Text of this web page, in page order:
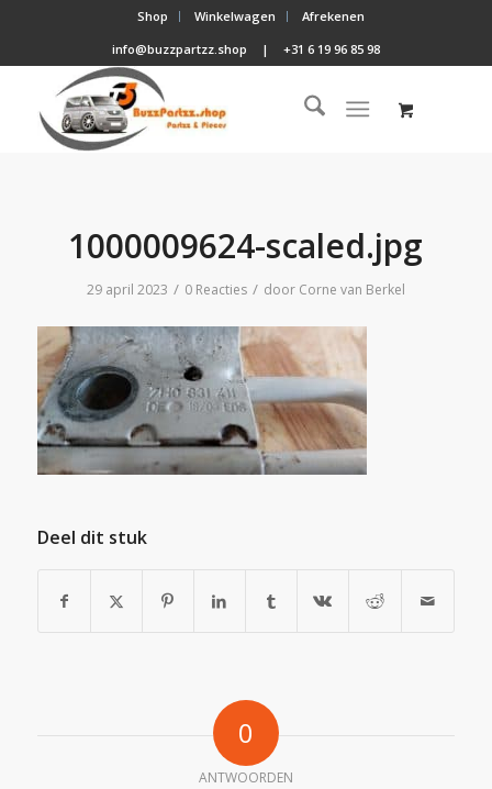
Shop Winkelwagen
Afrekenen
info@buzzpartzz.shop
| +31 6 19 96 85 98
1000009624-scaled.jpg
29 april 2023 / 0 Reacties / door Corne van Berkel
Deel dit stuk
0
ANTWOORDEN